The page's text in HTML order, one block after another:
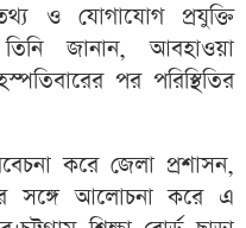
ও যোগাযোগ প্রযুক্তি
জানান, আবহাওয়া
পর পরিস্থিতির
করে জেলা প্রশাসন,
সঙ্গে আলোচনা করে এ